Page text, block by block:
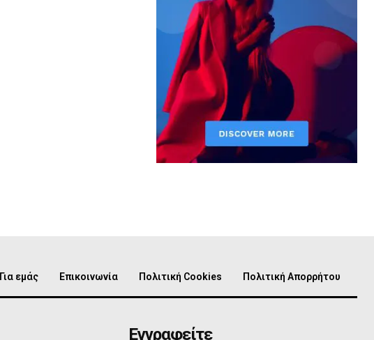
Για εμάς Επικοινωνία Πολιτική Cookies Πολιτική Απορρήτου
Εγγραφείτε